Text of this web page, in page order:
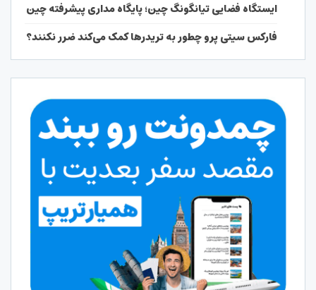
ایستگاه فضایی تیانگونگ چین؛ پایگاه مداری پیشرفته چین
فارکس سیتی پرو چطور به تریدرها کمک می‌کند ضرر نکنند؟